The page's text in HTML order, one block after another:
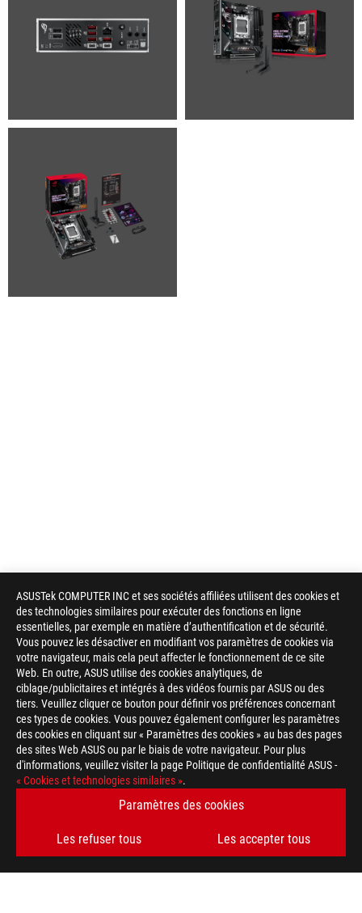
ASUSTek COMPUTER INC et ses sociétés affiliées utilisent des cookies et
des technologies similaires pour exécuter des fonctions en ligne
essentielles, par exemple en matière d’authentification et de sécurité.
Vous pouvez les désactiver en modifiant vos paramètres de cookies via
votre navigateur, mais cela peut affecter le fonctionnement de ce site
Web. En outre, ASUS utilise des cookies analytiques, de
ciblage/publicitaires et intégrés à des vidéos fournis par ASUS ou des
tiers. Veuillez cliquer ce bouton pour définir vos préférences concernant
ces types de cookies. Vous pouvez également configurer les paramètres
des cookies en cliquant sur « Paramètres des cookies » au bas des pages
des sites Web ASUS ou par le biais de votre navigateur. Pour plus
d'informations, veuillez visiter la page Politique de confidentialité ASUS -
« Cookies et technologies similaires ».
Paramètres des cookies
Les refuser tous Les accepter tous
ASUS
Footer
> GAMING CARTES MÈRES